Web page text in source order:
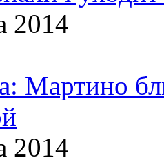
2014
Мартино
2014